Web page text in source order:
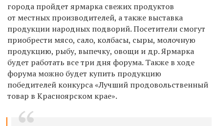
города пройдет ярмарка свежих продуктов
от местных производителей, а также выставка
продукции народных подворий. Посетители смогут
приобрести мясо, сало, колбасы, сыры, молочную
продукцию, рыбу, выпечку, овощи и др. Ярмарка
будет работать все три дня форума. Также в ходе
форума можно будет купить продукцию
победителей конкурса «Лучший продовольственный
товар в Красноярском крае».